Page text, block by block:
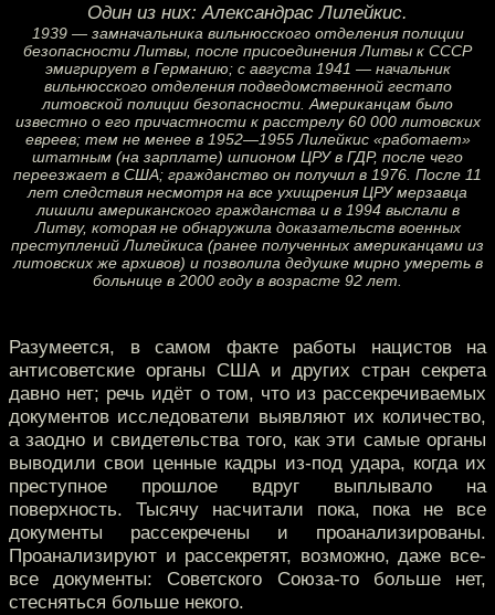
Один из них: Александрас Лилейкис.
1939 — замначальника вильнюсского отделения полиции
безопасности Литвы, после присоединения Литвы к СССР
эмигрирует в Германию; с августа 1941 — начальник
вильнюсского отделения подведомственной гестапо
литовской полиции безопасности. Американцам было
известно о его причастности к расстрелу 60 000 литовских
евреев; тем не менее в 1952—1955 Лилейкис «работает»
штатным (на зарплате) шпионом ЦРУ в ГДР, после чего
переезжает в США; гражданство он получил в 1976. После 11
лет следствия несмотря на все ухищрения ЦРУ мерзавца
лишили американского гражданства и в 1994 выслали в
Литву, которая не обнаружила доказательств военных
преступлений Лилейкиса (ранее полученных американцами из
литовских же архивов) и позволила дедушке мирно умереть в
больнице в 2000 году в возрасте 92 лет.
Разумеется, в самом факте работы нацистов на
антисоветские органы США и других стран секрета
давно нет; речь идёт о том, что из рассекречиваемых
документов исследователи выявляют их количество,
а заодно и свидетельства того, как эти самые органы
выводили свои ценные кадры из-под удара, когда их
преступное прошлое вдруг выплывало на
поверхность. Тысячу насчитали пока, пока не все
документы рассекречены и проанализированы.
Проанализируют и рассекретят, возможно, даже все-
все документы: Советского Союза-то больше нет,
стесняться больше некого.